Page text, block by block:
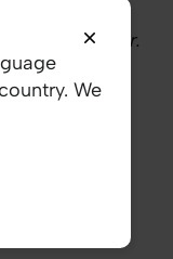
an dem
wert war.
erlebe!
Ich
We